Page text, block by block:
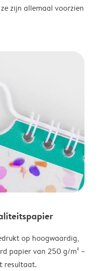
zijn allemaal voorzien
op hoogwaardig,
papier van 250 g/m² –
resultaat.